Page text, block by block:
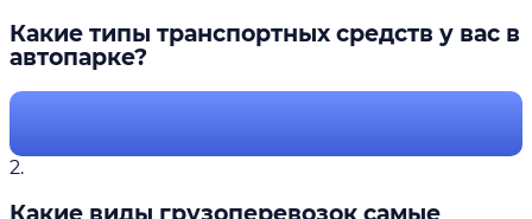
Какие типы транспортных средств у вас в
автопарке?
2.